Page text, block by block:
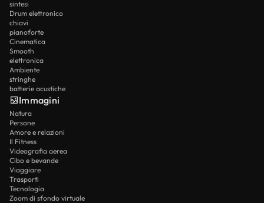
sintesi
Drum elettronico
chiavi
pianoforte
Cinematica
Smooth
elettronica
Ambiente
stringhe
batterie acustiche
Immagini
Natura
Persone
Amore e relazioni
Il Fitness
Videografia aerea
Cibo e bevande
Viaggiare
Trasporti
Tecnologia
Zoom di sfondo virtuale